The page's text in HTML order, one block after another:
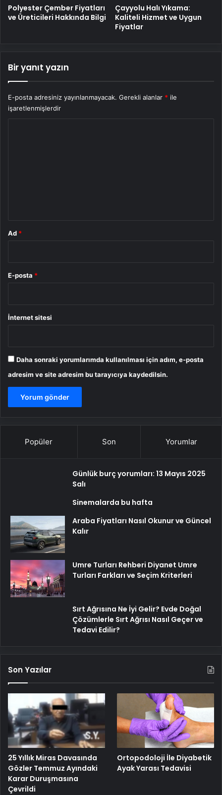
Polyester Çember Fiyatları
ve Üreticileri Hakkında Bilgi
Çayyolu Halı Yıkama:
Kaliteli Hizmet ve Uygun
Fiyatlar
Bir yanıt yazın
E-posta adresiniz yayınlanmayacak. Gerekli alanlar * ile
işaretlenmişlerdir
Ad *
E-posta *
İnternet sitesi
Daha sonraki yorumlarımda kullanılması için adım, e-posta
adresim ve site adresim bu tarayıcıya kaydedilsin.
Popüler Son Yorumlar
Günlük burç yorumları: 13 Mayıs 2025
Salı
Sinemalarda bu hafta
Araba Fiyatları Nasıl Okunur ve Güncel
Kalır
Umre Turları Rehberi Diyanet Umre
Turları Farkları ve Seçim Kriterleri
Sırt Ağrısına Ne İyi Gelir? Evde Doğal
Çözümlerle Sırt Ağrısı Nasıl Geçer ve
Tedavi Edilir?
Son Yazılar
25 Yıllık Miras Davasında
Gözler Temmuz Ayındaki
Karar Duruşmasına
Çevrildi
Ortopodoloji İle Diyabetik
Ayak Yarası Tedavisi